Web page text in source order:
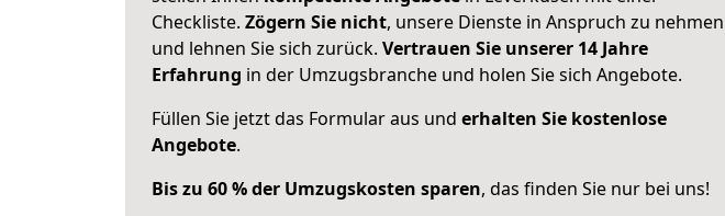
Checkliste. Zögern Sie nicht, unsere Dienste in Anspruch zu nehmen
und lehnen Sie sich zurück. Vertrauen Sie unserer 14 Jahre
Erfahrung in der Umzugsbranche und holen Sie sich Angebote.
Füllen Sie jetzt das Formular aus und erhalten Sie kostenlose
Angebote.
Bis zu 60 % der Umzugskosten sparen, das finden Sie nur bei uns!